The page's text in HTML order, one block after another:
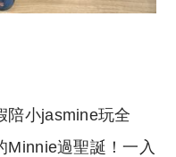
陪小jasmine玩全
Minnie過聖誕！一入